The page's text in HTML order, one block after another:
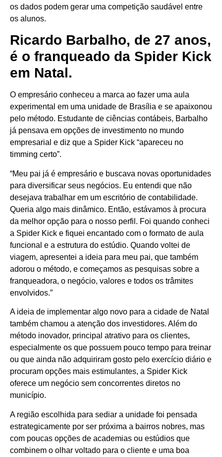
os dados podem gerar uma competição saudável entre
os alunos.
Ricardo Barbalho, de 27 anos,
é o franqueado da Spider Kick
em Natal.
O empresário conheceu a marca ao fazer uma aula
experimental em uma unidade de Brasília e se apaixonou
pelo método. Estudante de ciências contábeis, Barbalho
já pensava em opções de investimento no mundo
empresarial e diz que a Spider Kick “apareceu no
timming certo”.
“Meu pai já é empresário e buscava novas oportunidades
para diversificar seus negócios. Eu entendi que não
desejava trabalhar em um escritório de contabilidade.
Queria algo mais dinâmico. Então, estávamos à procura
da melhor opção para o nosso perfil. Foi quando conheci
a Spider Kick e fiquei encantado com o formato de aula
funcional e a estrutura do estúdio. Quando voltei de
viagem, apresentei a ideia para meu pai, que também
adorou o método, e começamos as pesquisas sobre a
franqueadora, o negócio, valores e todos os trâmites
envolvidos.”
A ideia de implementar algo novo para a cidade de Natal
também chamou a atenção dos investidores. Além do
método inovador, principal atrativo para os clientes,
especialmente os que possuem pouco tempo para treinar
ou que ainda não adquiriram gosto pelo exercício diário e
procuram opções mais estimulantes, a Spider Kick
oferece um negócio sem concorrentes diretos no
município.
A região escolhida para sediar a unidade foi pensada
estrategicamente por ser próxima a bairros nobres, mas
com poucas opções de academias ou estúdios que
combinem o olhar voltado para o cliente e uma boa